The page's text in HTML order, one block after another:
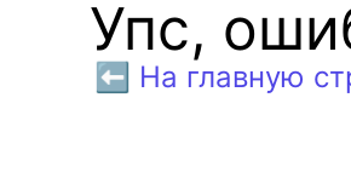
Упс,
⬅️ На главную